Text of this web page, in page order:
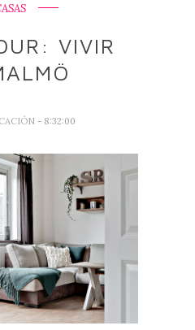
VIVIR
- 8:32:00